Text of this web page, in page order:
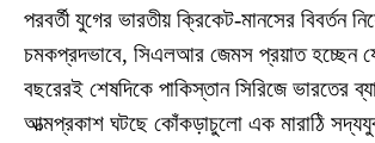
পরবর্তী যুগের ভারতীয় ক্রিকেট-মানসের বিবর্তন
চমকপ্রদভাবে, সিএলআর জেমস প্রয়াত হচ্ছেন
বছরেরই শেষদিকে পাকিস্তান সিরিজে ভারতের
আত্মপ্রকাশ ঘটছে কোঁকড়াচুলো এক মারাঠি